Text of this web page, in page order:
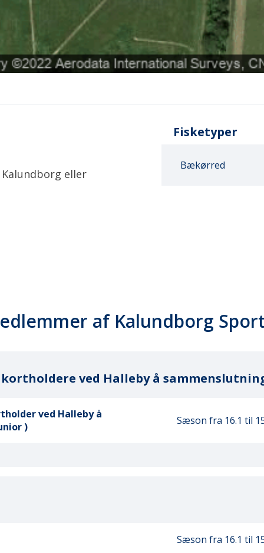
eller
Fisketyper
Bækørred
af Kalundborg
ved Halleby å
ved Halleby å
)
Sæson fra 16.1 til
Sæson fra 16.1 til